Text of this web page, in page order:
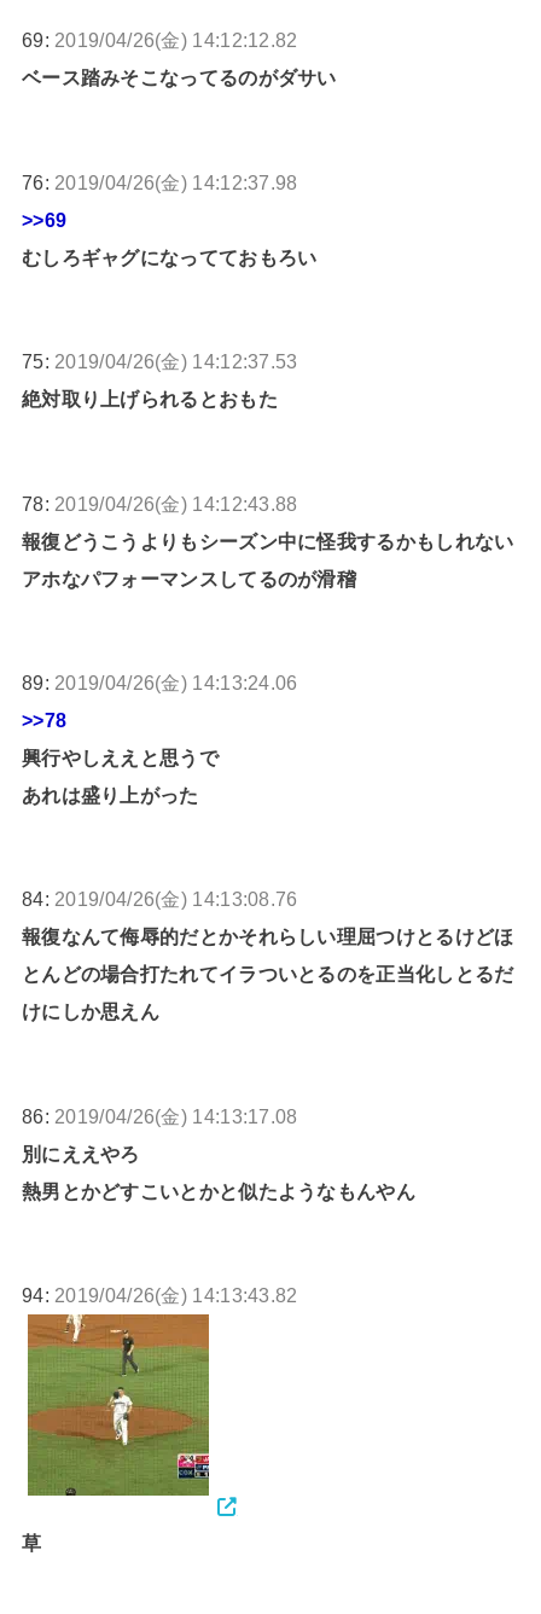
69: 2019/04/26(金) 14:12:12.82
ベース踏みそこなってるのがダサい
76: 2019/04/26(金) 14:12:37.98
>>69
むしろギャグになってておもろい
75: 2019/04/26(金) 14:12:37.53
絶対取り上げられるとおもた
78: 2019/04/26(金) 14:12:43.88
報復どうこうよりもシーズン中に怪我するかもしれない
アホなパフォーマンスしてるのが滑稽
89: 2019/04/26(金) 14:13:24.06
>>78
興行やしええと思うで
あれは盛り上がった
84: 2019/04/26(金) 14:13:08.76
報復なんて侮辱的だとかそれらしい理屈つけとるけどほ
とんどの場合打たれてイラついとるのを正当化しとるだ
けにしか思えん
86: 2019/04/26(金) 14:13:17.08
別にええやろ
熱男とかどすこいとかと似たようなもんやん
94: 2019/04/26(金) 14:13:43.82
草